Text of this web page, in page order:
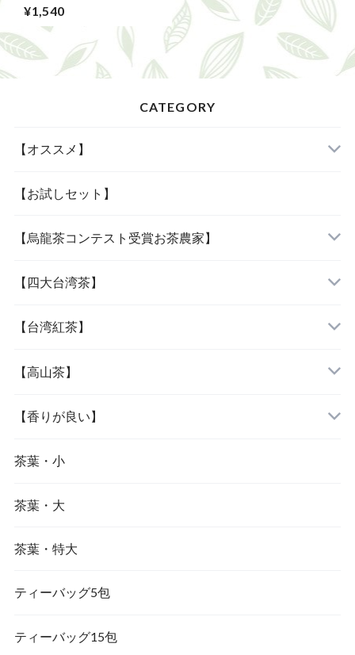
茶缶20ｇ
¥1,540
CATEGORY
【オススメ】
「当店人気の四種」
「女性に人気の三種」
【お試しセット】
【烏龍茶コンテスト受賞お茶農家】
『阿里山烏龍茶』
『杉林溪烏龍茶』
『大禹嶺烏龍茶』
『梨山烏龍茶』
『鹿谷鄕凍頂烏龍茶』
【四大台湾茶】
『木柵鉄観音』
『文山包種茶』
『凍頂烏龍茶』
『東方美人茶』
【台湾紅茶】
『紅玉紅茶』
『蜜香紅茶』
【高山茶】
『阿里山烏龍茶』
『杉林溪烏龍茶』
『大禹嶺烏龍茶』
『梨山烏龍茶』
【香りが良い】
『文山包種茶』
『東方美人茶』
『金萱茶』
『茉莉花茶（ジャスミン茶）』
茶葉・小
茶葉・大
茶葉・特大
ティーバッグ5包
ティーバッグ15包